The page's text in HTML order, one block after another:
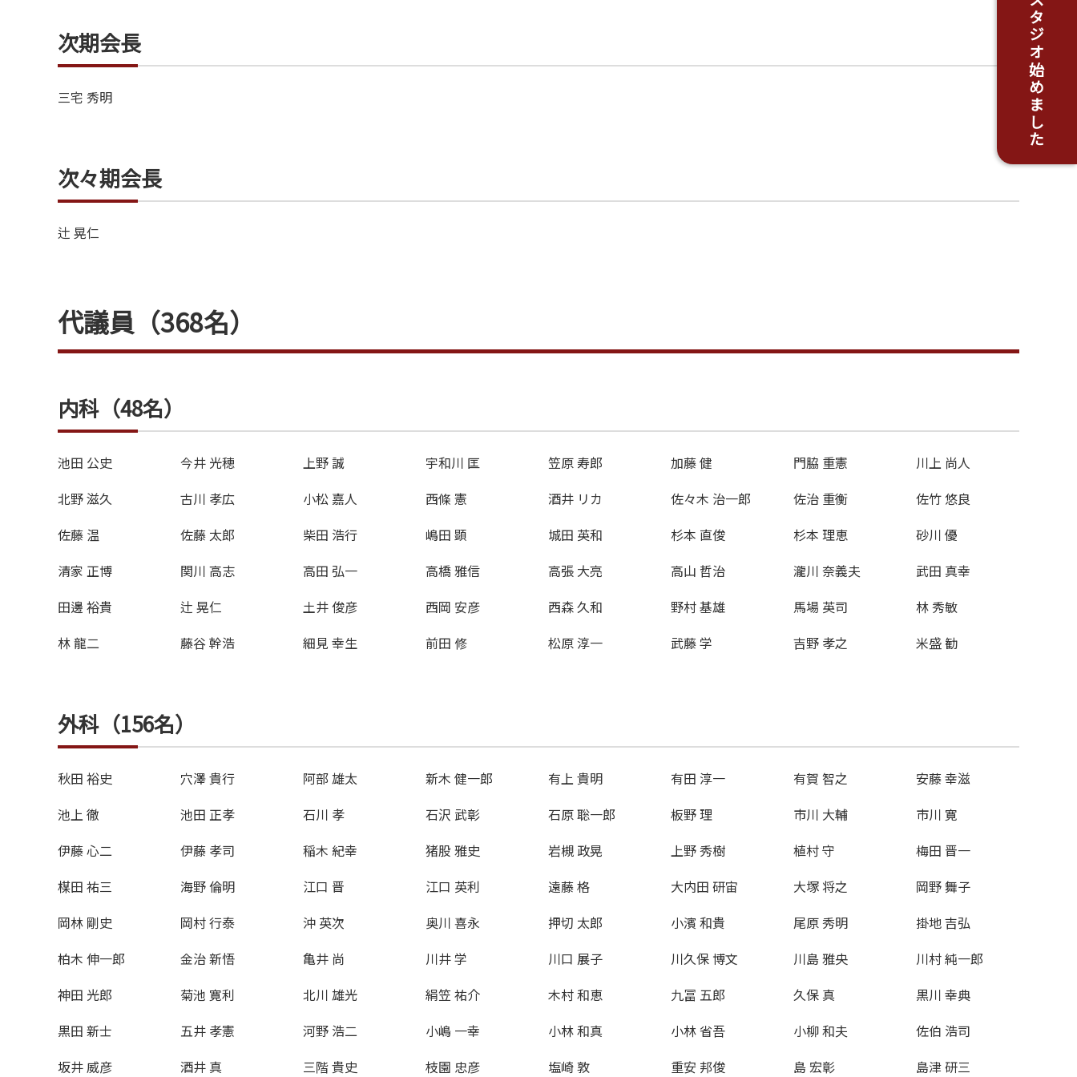
次期会長
三宅 秀明
次々期会長
辻 晃仁
代議員（368名）
内科（48名）
池田 公史 今井 光穂 上野 誠 宇和川 匡 笠原 寿郎 加藤 健 門脇 重憲
川上 尚人
北野 滋久
古川 孝広 小松 嘉人 西條 憲 酒井 リカ 佐々木 治一郎 佐治 重衡
佐竹 悠良
佐藤 温
佐藤 太郎 柴田 浩行 嶋田 顕 城田 英和 杉本 直俊 杉本 理恵
砂川 優
清家 正博
関川 高志 高田 弘一 高橋 雅信 高張 大亮 高山 哲治 瀧川 奈義夫
武田 真幸
田邊 裕貴
辻 晃仁 土井 俊彦 西岡 安彦 西森 久和 野村 基雄 馬場 英司
林 秀敏
林 龍二
藤谷 幹浩 細見 幸生 前田 修 松原 淳一 武藤 学 吉野 孝之 米盛 勧
外科（156名）
秋田 裕史 穴澤 貴行 阿部 雄太 新木 健一郎 有上 貴明 有田 淳一 有賀 智之
安藤 幸滋
池上 徹
池田 正孝 石川 孝 石沢 武彰 石原 聡一郎 板野 理 市川 大輔
市川 寛
伊藤 心二
伊藤 孝司 稲木 紀幸 猪股 雅史 岩槻 政晃 上野 秀樹 植村 守
梅田 晋一
楳田 祐三
海野 倫明 江口 晋 江口 英利 遠藤 格 大内田 研宙 大塚 将之
岡野 舞子
岡林 剛史
岡村 行泰 沖 英次 奥川 喜永 押切 太郎 小濱 和貴 尾原 秀明
掛地 吉弘
柏木 伸一郎
金治 新悟 亀井 尚 川井 学 川口 展子 川久保 博文 川島 雅央
川村 純一郎
神田 光郎
菊池 寛利 北川 雄光 絹笠 祐介 木村 和恵 九冨 五郎 久保 真
黒川 幸典
黒田 新士
五井 孝憲 河野 浩二 小嶋 一幸 小林 和真 小林 省吾 小柳 和夫
佐伯 浩司
坂井 威彦
酒井 真 三階 貴史 枝園 忠彦 塩崎 敦 重安 邦俊 島 宏彰 島津 研三
がんちスタジオ始めました